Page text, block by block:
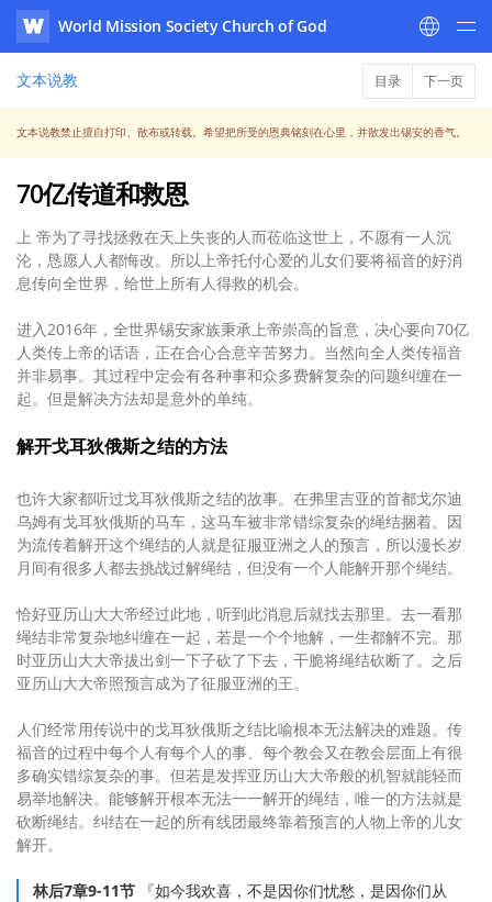
WATV
World Mission Society Church of God
文本说教 目录 下一页
文本说教禁止擅自打印、散布或转载。希望把所受的恩典铭刻在心里，并散发出锡安的香气。
70亿传道和救恩
上 帝为了寻找拯救在天上失丧的人而莅临这世上，不愿有一人沉
沦，恳愿人人都悔改。所以上帝托付心爱的儿女们要将福音的好消
息传向全世界，给世上所有人得救的机会。
进入2016年，全世界锡安家族秉承上帝崇高的旨意，决心要向70亿
人类传上帝的话语，正在合心合意辛苦努力。当然向全人类传福音
并非易事。其过程中定会有各种事和众多费解复杂的问题纠缠在一
起。但是解决方法却是意外的单纯。
解开戈耳狄俄斯之结的方法
也许大家都听过戈耳狄俄斯之结的故事。在弗里吉亚的首都戈尔迪
乌姆有戈耳狄俄斯的马车，这马车被非常错综复杂的绳结捆着。因
为流传着解开这个绳结的人就是征服亚洲之人的预言，所以漫长岁
月间有很多人都去挑战过解绳结，但没有一个人能解开那个绳结。
恰好亚历山大大帝经过此地，听到此消息后就找去那里。去一看那
绳结非常复杂地纠缠在一起，若是一个个地解，一生都解不完。那
时亚历山大大帝拔出剑一下子砍了下去，干脆将绳结砍断了。之后
亚历山大大帝照预言成为了征服亚洲的王。
人们经常用传说中的戈耳狄俄斯之结比喻根本无法解决的难题。传
福音的过程中每个人有每个人的事、每个教会又在教会层面上有很
多确实错综复杂的事。但若是发挥亚历山大大帝般的机智就能轻而
易举地解决。能够解开根本无法一一解开的绳结，唯一的方法就是
砍断绳结。纠结在一起的所有线团最终靠着预言的人物上帝的儿女
解开。
林后7章9-11节 『如今我欢喜，不是因你们忧愁，是因你们从